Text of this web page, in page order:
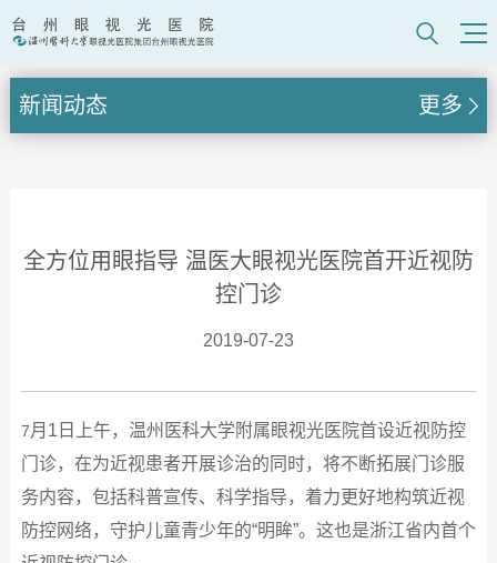
新闻动态 更多
全方位用眼指导 温医大眼视光医院首开近视防
控门诊
2019-07-23
7月1日上午，温州医科大学附属眼视光医院首设近视防控
门诊，在为近视患者开展诊治的同时，将不断拓展门诊服
务内容，包括科普宣传、科学指导，着力更好地构筑近视
防控网络，守护儿童青少年的“明眸”。这也是浙江省内首个